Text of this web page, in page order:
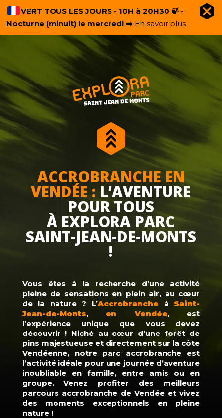
OUVERT TOUS LES JOURS - 10H à 20H30 🍃 -
Nocturne (minuit) le mercredi ➡️ En savoir plus
ACCROBRANCHE EN
VENDÉE : L’AVENTURE
POUR TOUS
À EXPLORA PARC
SAINT-JEAN-DE-MONTS
!
Vous êtes à la recherche d’une activité
pleine de sensations en plein air, au cœur
de la nature ? L’Accrobranche à Saint-
Jean-de-Monts, en Vendée, est
l’expérience unique que vous devez
découvrir ! Niché au cœur d’une forêt de
pins majestueuse et directement sur la côte
Vendéenne, notre parc accrobranche est
l’activité idéale pour une journée d’aventure
inoubliable en famille, entre amis ou en
groupe. Venez profiter des meilleurs
parcours accrobranche de Vendée et vivez
des moments exceptionnels en pleine
nature !